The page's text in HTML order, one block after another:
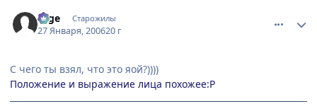
sage Старожилы
27 Января, 200620 г
С чего ты взял, что это яой?))))
Положение и выражение лица похожее:P